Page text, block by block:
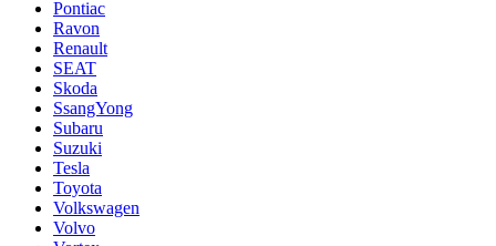
Pontiac
Ravon
Renault
SEAT
Skoda
SsangYong
Subaru
Suzuki
Tesla
Toyota
Volkswagen
Volvo